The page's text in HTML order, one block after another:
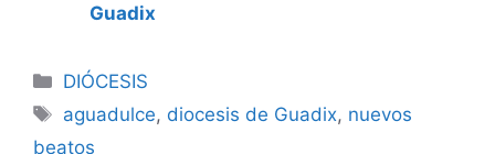
Guadix
Categorías
DIÓCESIS
Etiquetas
aguadulce, diocesis de Guadix, nuevos
beatos